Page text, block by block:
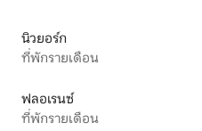
นิวยอร์ก
ที่พักรายเดือน
ฟลอเรนซ์
ที่พักรายเดือน